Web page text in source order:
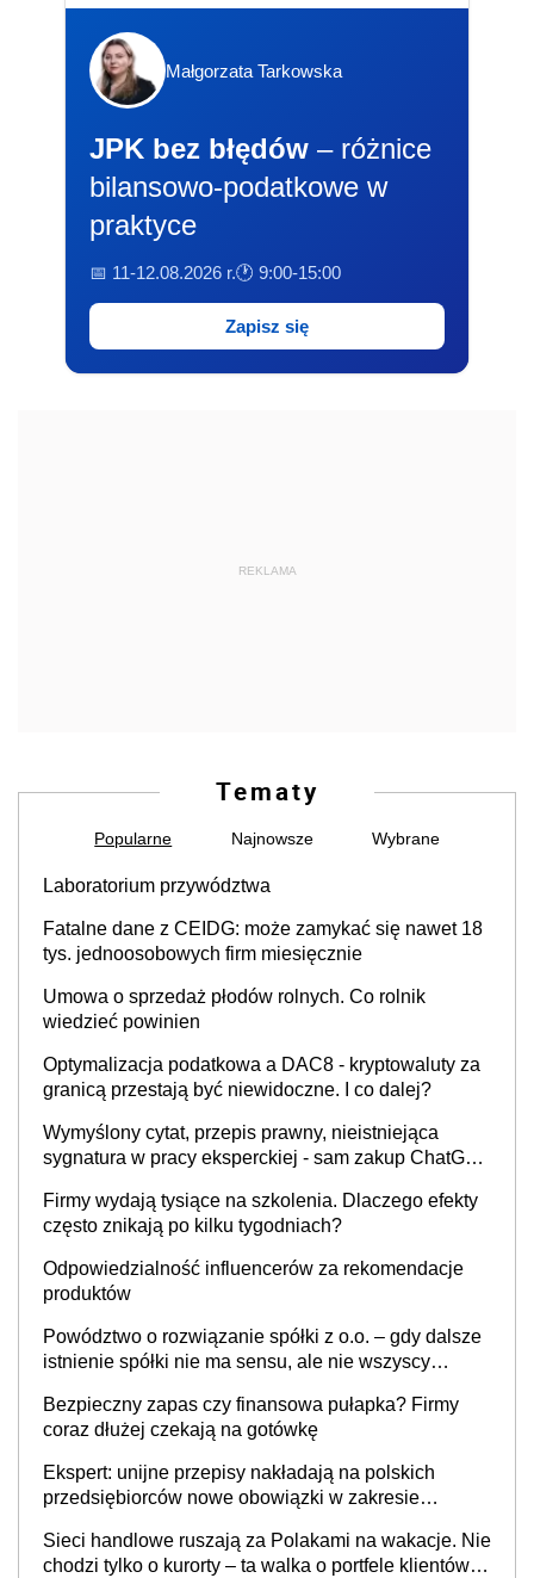
Małgorzata Tarkowska
JPK bez błędów – różnice
bilansowo-podatkowe w
praktyce
📅 11-12.08.2026 r.🕐 9:00-15:00
Zapisz się
REKLAMA
Tematy
Popularne Najnowsze Wybrane
Laboratorium przywództwa
Fatalne dane z CEIDG: może zamykać się nawet 18
tys. jednoosobowych firm miesięcznie
Umowa o sprzedaż płodów rolnych. Co rolnik
wiedzieć powinien
Optymalizacja podatkowa a DAC8 - kryptowaluty za
granicą przestają być niewidoczne. I co dalej?
Wymyślony cytat, przepis prawny, nieistniejąca
sygnatura w pracy eksperckiej - sam zakup ChatGPT
Firmy wydają tysiące na szkolenia. Dlaczego efekty
często znikają po kilku tygodniach?
Odpowiedzialność influencerów za rekomendacje
produktów
Powództwo o rozwiązanie spółki z o.o. – gdy dalsze
istnienie spółki nie ma sensu, ale nie wszyscy
Bezpieczny zapas czy finansowa pułapka? Firmy
coraz dłużej czekają na gotówkę
Ekspert: unijne przepisy nakładają na polskich
przedsiębiorców nowe obowiązki w zakresie
Sieci handlowe ruszają za Polakami na wakacje. Nie
chodzi tylko o kurorty – ta walka o portfele klientów